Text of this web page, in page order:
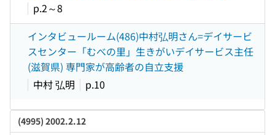
p.2～8
インタビュールーム(486)中村弘明さん=デイサービ
スセンター「むべの里」生きがいデイサービス主任
(滋賀県) 専門家が高齢者の自立支援
中村 弘明
p.10
(4995) 2002.2.12